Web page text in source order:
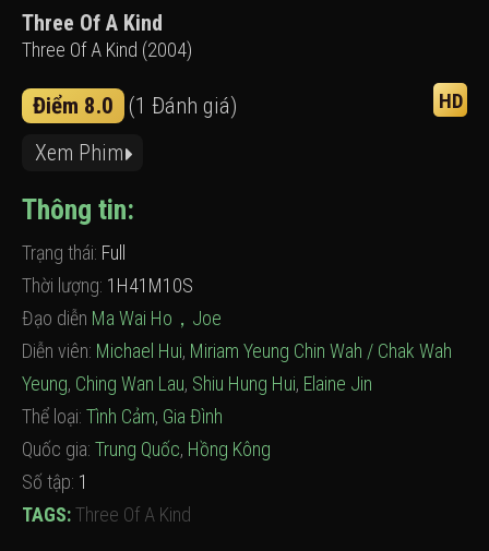
Three Of A Kind
Three Of A Kind (2004)
Điểm 8.0 (1 Đánh giá) HD
Xem Phim
Thông tin:
Trạng thái: Full
Thời lượng: 1H41M10S
Đạo diễn Ma Wai Ho，Joe
Diễn viên: Michael Hui, Miriam Yeung Chin Wah / Chak Wah
Yeung, Ching Wan Lau, Shiu Hung Hui, Elaine Jin
Thể loại: Tình Cảm, Gia Đình
Quốc gia: Trung Quốc, Hồng Kông
Số tập: 1
TAGS:Three Of A Kind